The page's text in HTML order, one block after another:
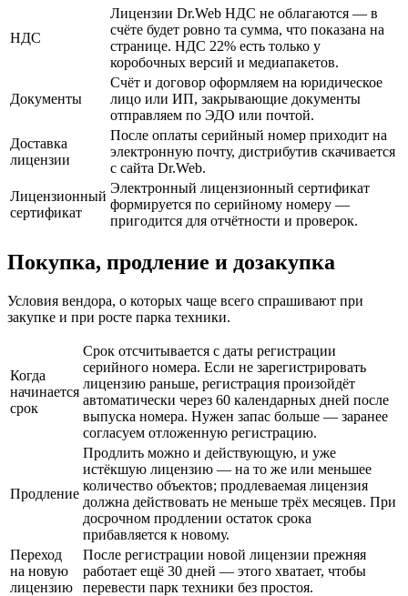
НДС
Лицензии Dr.Web НДС не облагаются — в
счёте будет ровно та сумма, что показана на
странице. НДС 22% есть только у
коробочных версий и медиапакетов.
Документы
Счёт и договор оформляем на юридическое
лицо или ИП, закрывающие документы
отправляем по ЭДО или почтой.
Доставка
лицензии
После оплаты серийный номер приходит на
электронную почту, дистрибутив скачивается
с сайта Dr.Web.
Лицензионный
сертификат
Электронный лицензионный сертификат
формируется по серийному номеру —
пригодится для отчётности и проверок.
Покупка, продление и дозакупка
Условия вендора, о которых чаще всего спрашивают при
закупке и при росте парка техники.
Когда
начинается
срок
Срок отсчитывается с даты регистрации
серийного номера. Если не зарегистрировать
лицензию раньше, регистрация произойдёт
автоматически через 60 календарных дней после
выпуска номера. Нужен запас больше — заранее
согласуем отложенную регистрацию.
Продление
Продлить можно и действующую, и уже
истёкшую лицензию — на то же или меньшее
количество объектов; продлеваемая лицензия
должна действовать не меньше трёх месяцев. При
досрочном продлении остаток срока
прибавляется к новому.
Переход
на новую
лицензию
После регистрации новой лицензии прежняя
работает ещё 30 дней — этого хватает, чтобы
перевести парк техники без простоя.